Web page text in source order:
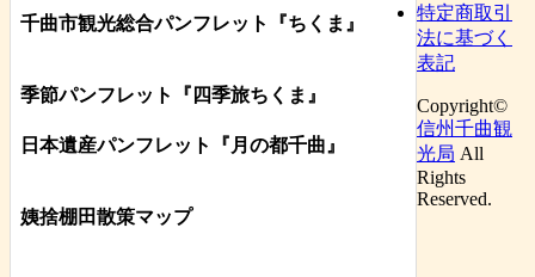
千曲市観光総合パンフレット 『ちくま 』
季節パンフレット『四季旅ちくま』
日本遺産パンフレット 『月の都千曲 』
姨捨棚田散策マップ
特定商取引
法に基づく
表記
Copyright©
信州千曲観
光局 All
Rights
Reserved.